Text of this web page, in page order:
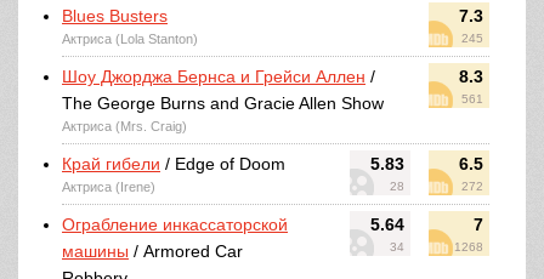
7.3
245
Blues Busters
Актриса (Lola Stanton)
8.3
561
Шоу Джорджа Бернса и Грейси Аллен /
The George Burns and Gracie Allen Show
Актриса (Mrs. Craig)
5.83
28
6.5
272
Край гибели / Edge of Doom
Актриса (Irene)
5.64
34
7
1268
Ограбление инкассаторской
машины / Armored Car